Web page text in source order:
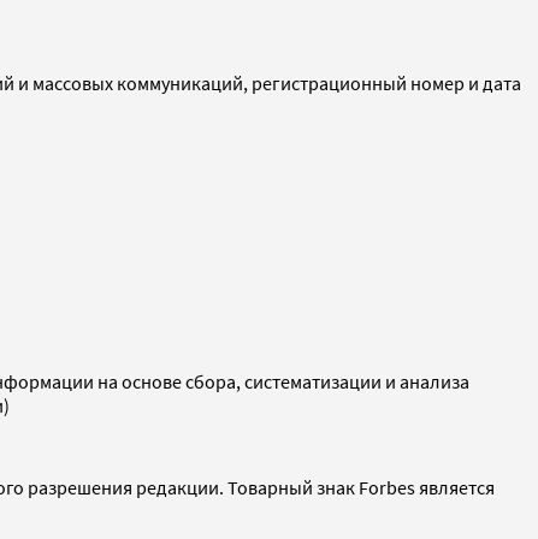
и массовых коммуникаций, регистрационный номер и дата
на основе сбора, систематизации и анализа
разрешения редакции. Товарный знак Forbes является